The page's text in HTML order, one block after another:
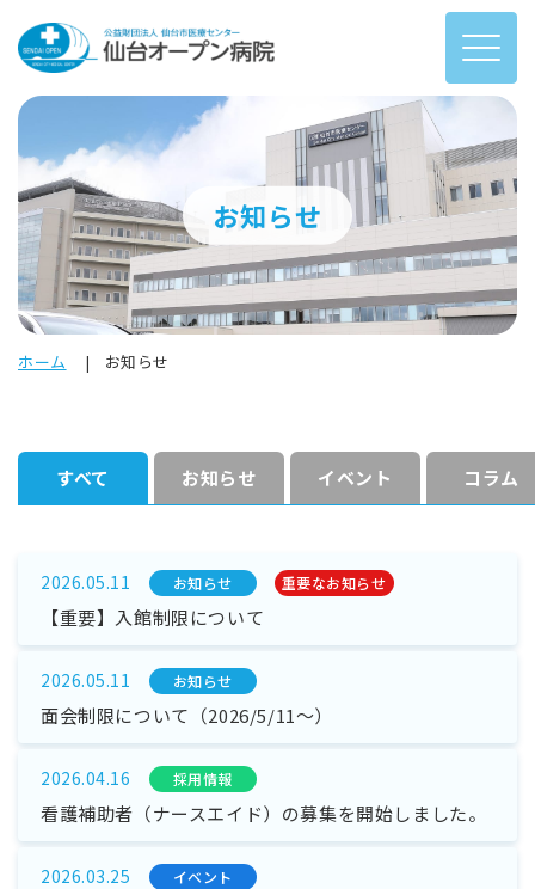
お知らせ
ホーム お知らせ
すべて お知らせ イベント コラム
2026.05.11 お知らせ 重要なお知らせ
【重要】入館制限について
2026.05.11 お知らせ
面会制限について（2026/5/11～）
2026.04.16 採⽤情報
看護補助者（ナースエイド）の募集を開始しました。
2026.03.25 イベント